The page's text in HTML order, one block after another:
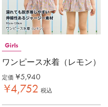
Girls
ワンピース水着（レモン）
定価 ¥5,940
¥4,752 税込